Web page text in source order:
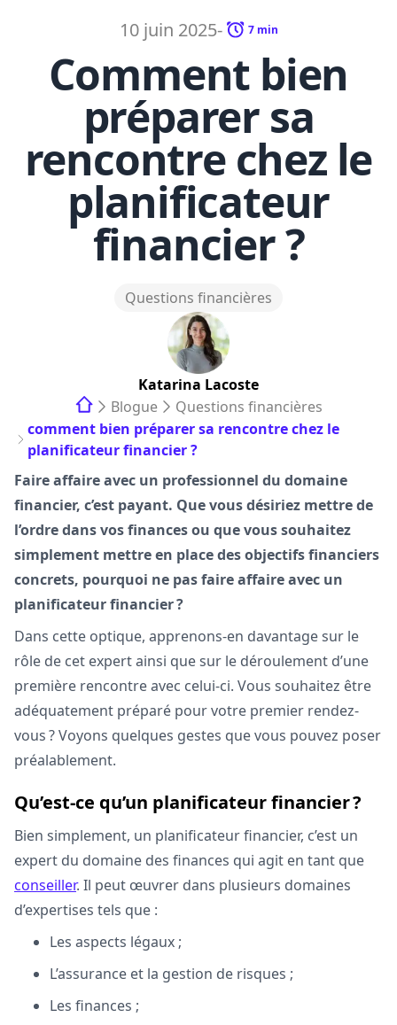
10 juin 2025- 7min
Comment bien
préparer sa
rencontre chez le
planificateur
financier ?
Questions financières
Katarina Lacoste
Blogue
Questions financières
comment bien préparer sa rencontre chez le
planificateur financier ?
Faire affaire avec un professionnel du domaine
financier, c’est payant. Que vous désiriez mettre de
l’ordre dans vos finances ou que vous souhaitez
simplement mettre en place des objectifs financiers
concrets, pourquoi ne pas faire affaire avec un
planificateur financier ?
Dans cette optique, apprenons-en davantage sur le
rôle de cet expert ainsi que sur le déroulement d’une
première rencontre avec celui-ci. Vous souhaitez être
adéquatement préparé pour votre premier rendez-
vous ? Voyons quelques gestes que vous pouvez poser
préalablement.
Qu’est-ce qu’un planificateur financier ?
Bien simplement, un planificateur financier, c’est un
expert du domaine des finances qui agit en tant que
conseiller. Il peut œuvrer dans plusieurs domaines
d’expertises tels que :
Les aspects légaux ;
L’assurance et la gestion de risques ;
Les finances ;